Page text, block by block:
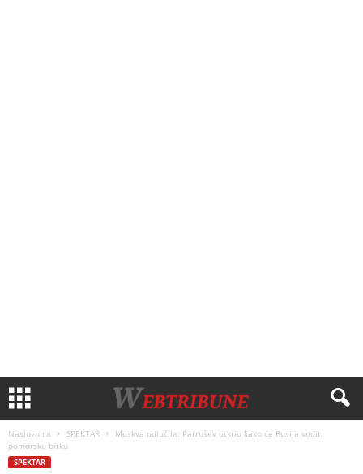
Naslovnica SPEKTAR
Moskva odlučila: Patrušev otkrio kako će Rusija voditi
pomorsku bitku
SPEKTAR